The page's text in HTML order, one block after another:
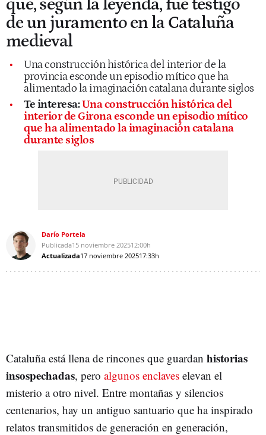
que, según la leyenda, fue testigo
de un juramento en la Cataluña
medieval
Una construcción histórica del interior de la
provincia esconde un episodio mítico que ha
alimentado la imaginación catalana durante siglos
Te interesa:Una construcción histórica del
interior de Girona esconde un episodio mítico
que ha alimentado la imaginación catalana
durante siglos
Darío Portela
Publicada15 noviembre 202512:00h
Actualizada17 noviembre 202517:33h
Cataluña está llena de rincones que guardan historias
insospechadas, pero algunos enclaves elevan el
misterio a otro nivel. Entre montañas y silencios
centenarios, hay un antiguo santuario que ha inspirado
relatos transmitidos de generación en generación,